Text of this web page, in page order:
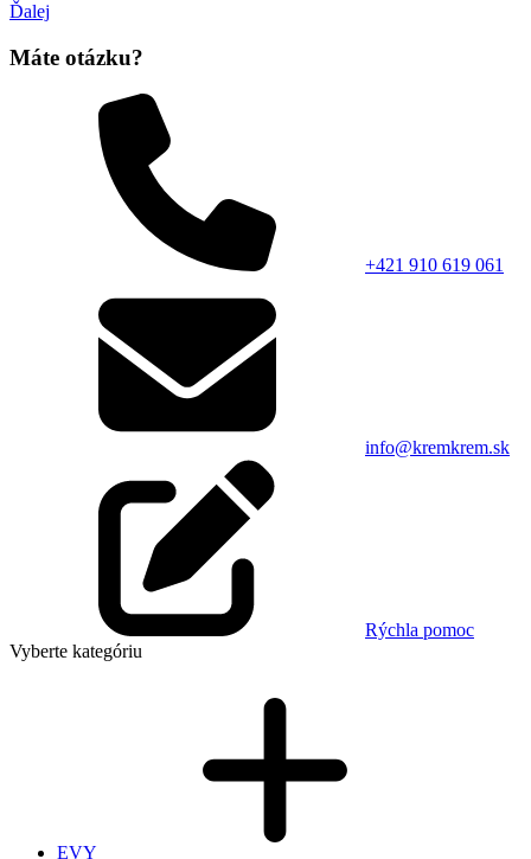
Ďalej
Máte otázku?
+421 910 619 061
info@kremkrem.sk
Rýchla pomoc
Vyberte kategóriu
EVY